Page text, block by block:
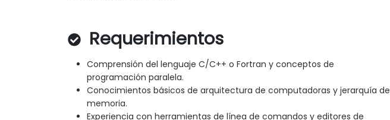
Requerimientos
Comprensión del lenguaje C/C++ o Fortran y conceptos de
programación paralela.
Conocimientos básicos de arquitectura de computadoras y jerarquía de
memoria.
Experiencia con herramientas de línea de comandos y editores de